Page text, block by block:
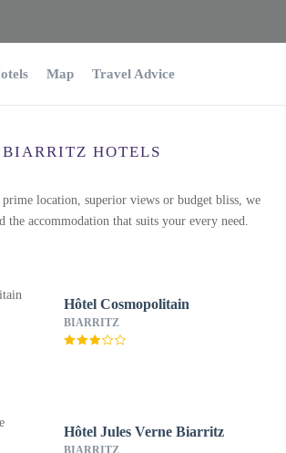
Map Travel Advice
BIARRITZ HOTELS
location, superior views or budget bliss, we
the accommodation that suits your every need.
Hôtel Cosmopolitain
BIARRITZ
Hôtel Jules Verne Biarritz
BIARRITZ